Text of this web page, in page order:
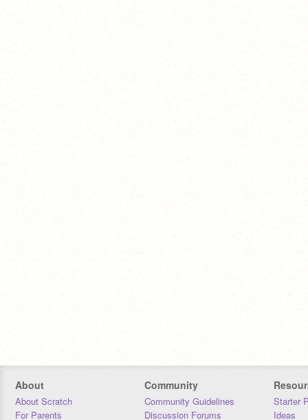
About
About Scratch
For Parents
Community
Community Guidelines
Discussion Forums
Starter
Ideas